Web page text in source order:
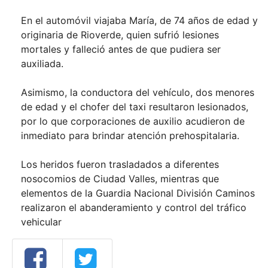
En el automóvil viajaba María, de 74 años de edad y
originaria de Rioverde, quien sufrió lesiones
mortales y falleció antes de que pudiera ser
auxiliada.
Asimismo, la conductora del vehículo, dos menores
de edad y el chofer del taxi resultaron lesionados,
por lo que corporaciones de auxilio acudieron de
inmediato para brindar atención prehospitalaria.
Los heridos fueron trasladados a diferentes
nosocomios de Ciudad Valles, mientras que
elementos de la Guardia Nacional División Caminos
realizaron el abanderamiento y control del tráfico
vehicular